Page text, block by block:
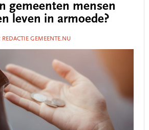
gemeenten mensen
leven in armoede?
REDACTIE GEMEENTE.NU